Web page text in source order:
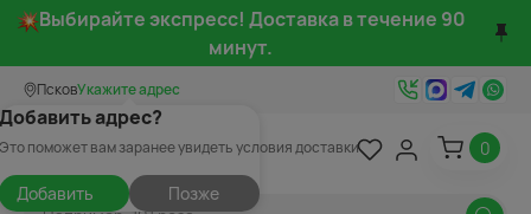
Выбирайте экспресс! Доставка в течение 90
минут.
ПсковУкажите адрес
адрес?
поможет вам заранее увидеть условия доставки
Добавить Позже
0